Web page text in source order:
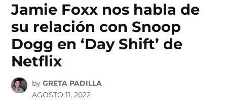
Jamie Foxx nos habla de
su relación con Snoop
Dogg en ‘Day Shift’ de
Netflix
by GRETA PADILLA
AGOSTO 11, 2022